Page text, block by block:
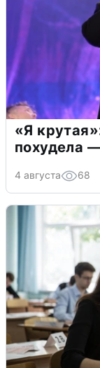
«Я
похудела
4 августа 68